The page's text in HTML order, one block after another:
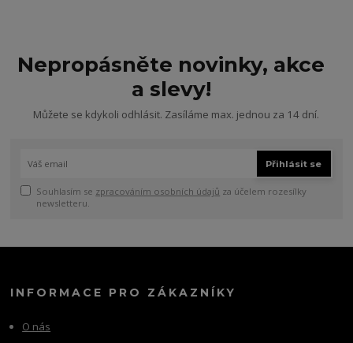
Nepropásněte novinky, akce
a slevy!
Můžete se kdykoli odhlásit. Zasíláme max. jednou za 14 dní.
Přihlásit se
Souhlasím se zpracováním osobních údajů za účelem rozesílky
newsletteru.
INFORMACE PRO ZÁKAZNÍKY
O nás